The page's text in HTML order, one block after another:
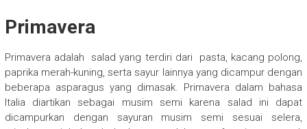
Primavera
Primavera adalah salad yang terdiri dari pasta, kacang polong,
paprika merah-kuning, serta sayur lainnya yang dicampur dengan
beberapa asparagus yang dimasak. Primavera dalam bahasa
Italia diartikan sebagai musim semi karena salad ini dapat
dicampurkan dengan sayuran musim semi sesuai selera,